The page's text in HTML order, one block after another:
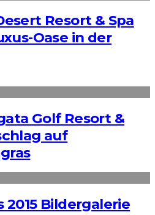
Resort & Spa
Oase in der
Golf Resort &
auf
2015 Bildergalerie